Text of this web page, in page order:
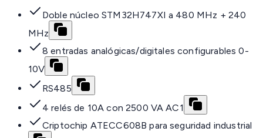
Doble núcleo STM32H747XI a 480 MHz + 240
MHz
8 entradas analógicas/digitales configurables 0-
10V
RS485
4 relés de 10A con 2500 VA AC1
Criptochip ATECC608B para seguridad industrial